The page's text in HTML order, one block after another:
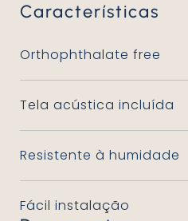
Características
Orthophthalate free
Tela acústica incluída
Resistente à humidade
Fácil instalação